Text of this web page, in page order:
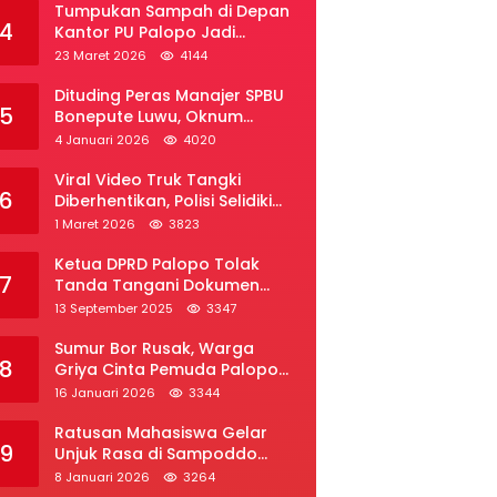
4
Tumpukan Sampah di Depan
Kantor PU Palopo Jadi
Sorotan, Warga Desak DLH
23 Maret 2026 4144
5
Dituding Peras Manajer SPBU
Bonepute Luwu, Oknum
Wartawan Angkat Bicara
4 Januari 2026 4020
6
Viral Video Truk Tangki
Diberhentikan, Polisi Selidiki
Dugaan Penyelundupan Solar
1 Maret 2026 3823
7
Ketua DPRD Palopo Tolak
Tanda Tangani Dokumen
Ranperda APBD Perubahan
13 September 2025 3347
8
Sumur Bor Rusak, Warga
Griya Cinta Pemuda Palopo
Desak Layanan Air Bersih
16 Januari 2026 3344
9
Ratusan Mahasiswa Gelar
Unjuk Rasa di Sampoddo
Palopo, Tuntut Pemekaran
8 Januari 2026 3264